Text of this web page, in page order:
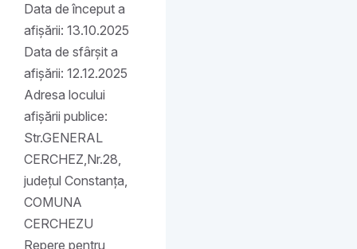
Data de început a
afișării: 13.10.2025
Data de sfârșit a
afișării: 12.12.2025
Adresa locului
afișării publice:
Str.GENERAL
CERCHEZ,Nr.28,
județul Constanța,
COMUNA
CERCHEZU
Repere pentru